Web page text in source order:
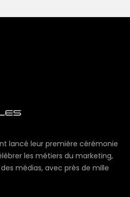
lancé leur première cérémonie
les métiers du marketing,
médias, avec près de mille